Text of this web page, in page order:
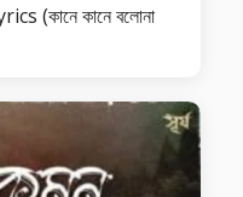
(কানে কানে বলোনা